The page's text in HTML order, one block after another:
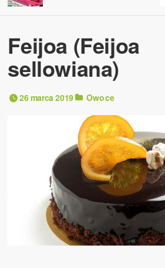
Feijoa (Feijoa
sellowiana)
26 marca 2019 Owoce